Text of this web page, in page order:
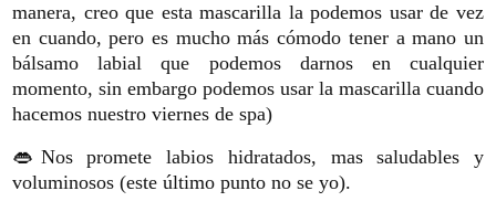
manera, creo que esta mascarilla la podemos usar de vez
en cuando, pero es mucho más cómodo tener a mano un
bálsamo labial que podemos darnos en cualquier
momento, sin embargo podemos usar la mascarilla cuando
hacemos nuestro viernes de spa)
👄Nos promete labios hidratados, mas saludables y
voluminosos (este último punto no se yo).